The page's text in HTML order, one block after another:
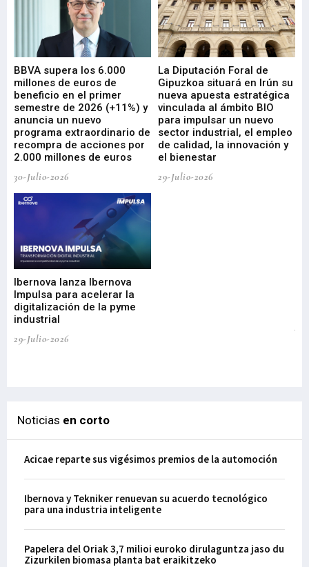
BBVA supera los 6.000
millones de euros de
beneficio en el primer
semestre de 2026 (+11%) y
anuncia un nuevo
programa extraordinario de
recompra de acciones por
2.000 millones de euros
30-Julio-2026
La Diputación Foral de
Gipuzkoa situará en Irún su
nueva apuesta estratégica
vinculada al ámbito BIO
para impulsar un nuevo
sector industrial, el empleo
de calidad, la innovación y
el bienestar
29-Julio-2026
Ibernova lanza Ibernova
Impulsa para acelerar la
digitalización de la pyme
industrial
29-Julio-2026
Noticias en corto
Acicae reparte sus vigésimos premios de la automoción
Ibernova y Tekniker renuevan su acuerdo tecnológico
para una industria inteligente
Papelera del Oriak 3,7 milioi euroko dirulaguntza jaso du
Zizurkilen biomasa planta bat eraikitzeko